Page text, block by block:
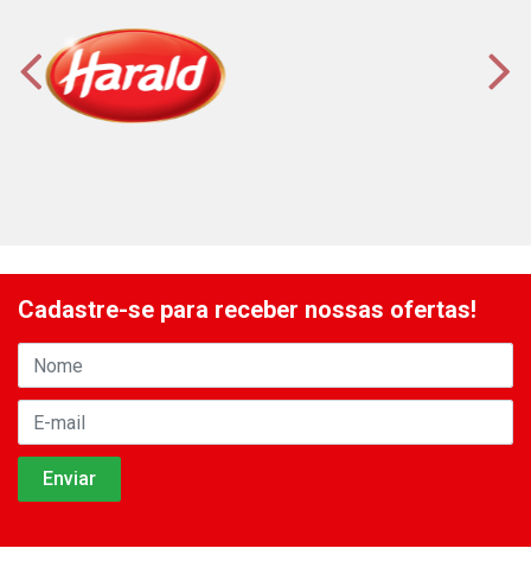
Cadastre-se para receber nossas ofertas!